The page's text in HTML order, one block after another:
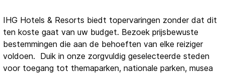
IHG Hotels & Resorts biedt topervaringen zonder dat dit
ten koste gaat van uw budget. Bezoek prijsbewuste
bestemmingen die aan de behoeften van elke reiziger
voldoen. Duik in onze zorgvuldig geselecteerde steden
voor toegang tot themaparken, nationale parken, musea